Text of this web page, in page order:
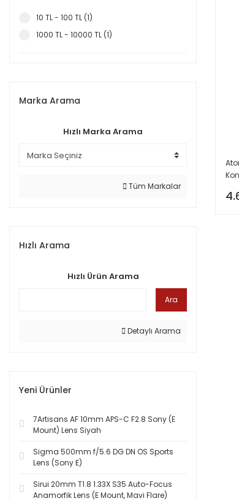
10 TL - 100 TL (1)
1000 TL - 10000 TL (1)
Marka Arama
Hızlı Marka Arama
Tüm Markalar
Hızlı Arama
Hızlı Ürün Arama
Ara
Detaylı Arama
Yeni Ürünler
7Artisans AF 10mm APS-C F2.8 Sony (E
Mount) Lens Siyah
Sigma 500mm f/5.6 DG DN OS Sports
Lens (Sony E)
Sirui 20mm T1.8 1.33X S35 Auto-Focus
Anamorfik Lens (E Mount, Mavi Flare)